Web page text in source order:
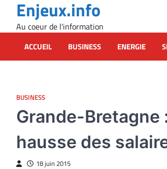
content
Enjeux.info
Au coeur de l'information
ACCUEIL BUSINESS ENERGIE
BUSINESS
Grande-Bretagne
hausse des
18 juin 2015